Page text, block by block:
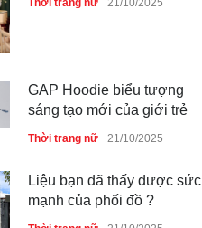
Thời trang nữ 21/10/2025
GAP Hoodie biểu tượng
sáng tạo mới của giới trẻ
Thời trang nữ 21/10/2025
Liệu bạn đã thấy được sức
mạnh của phối đồ ?